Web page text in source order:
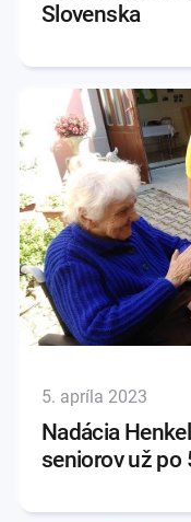
Slovenska
5. apríla 2023
Nadácia
seniorov už po